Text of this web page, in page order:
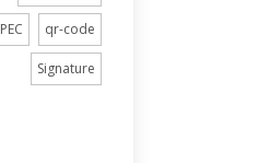
PEC qr-code
Signature